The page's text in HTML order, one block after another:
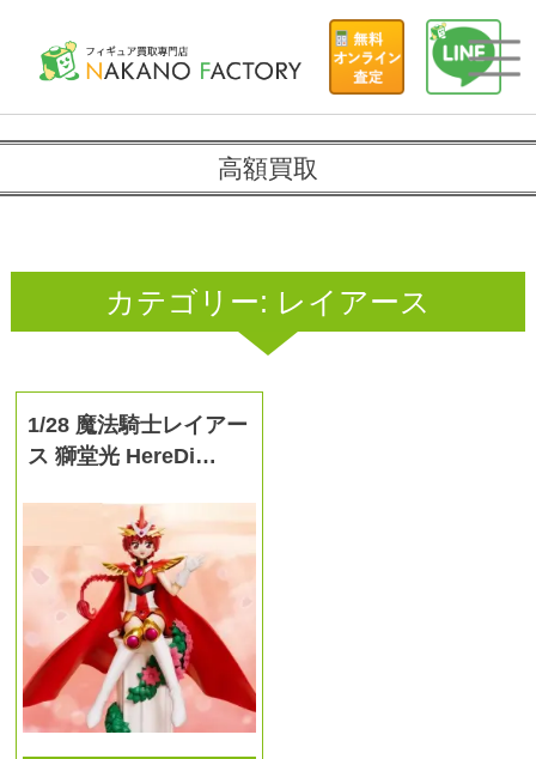
高額買取
カテゴリー: レイアース
1/28 魔法騎士レイアー
ス 獅堂光 HereDi…